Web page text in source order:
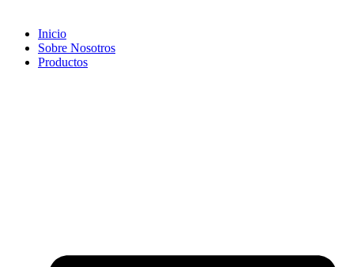
Inicio
Sobre Nosotros
Productos